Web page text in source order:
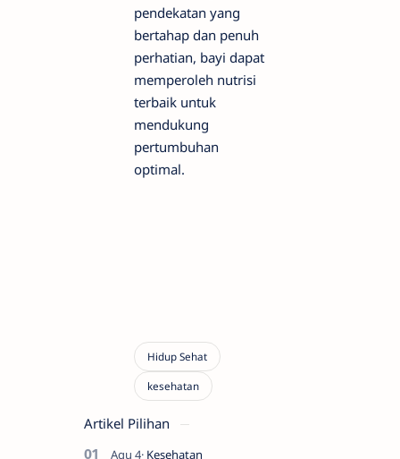
pendekatan yang
bertahap dan penuh
perhatian, bayi dapat
memperoleh nutrisi
terbaik untuk
mendukung
pertumbuhan
optimal.
Artikel Pilihan